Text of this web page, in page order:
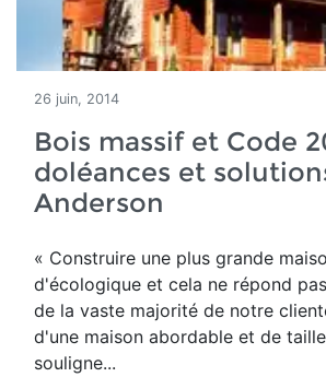
26 juin, 2014
Bois massif et Code
doléances et
Anderson
« Construire une plus grande
d'écologique et cela ne répond
de la vaste majorité de notre
d'une maison abordable et de
souligne...